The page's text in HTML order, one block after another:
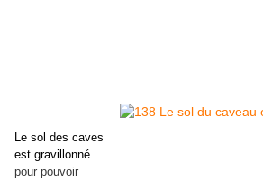
Le sol des caves
est gravillonné
pour pouvoir